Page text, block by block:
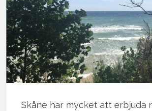
Skåne har mycket att erbjuda